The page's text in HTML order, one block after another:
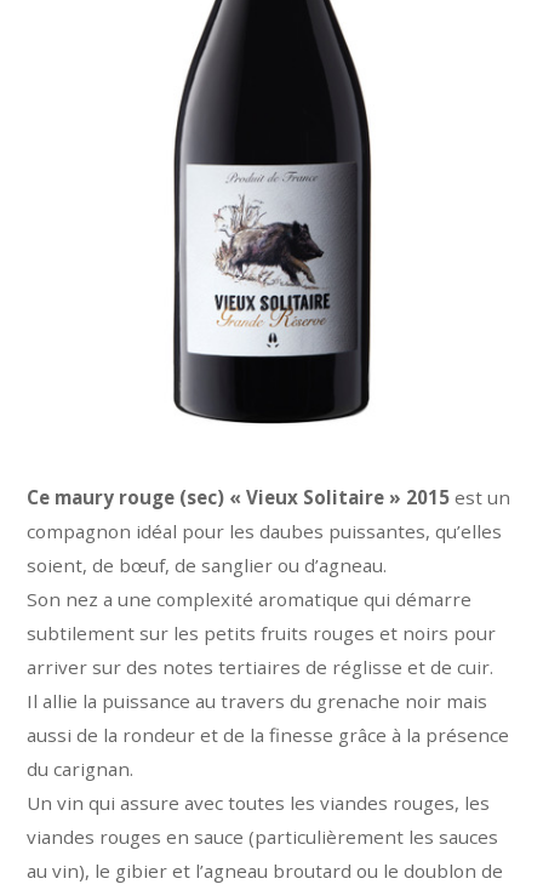
Ce maury rouge (sec) « Vieux Solitaire » 2015 est un
compagnon idéal pour les daubes puissantes, qu’elles
soient, de bœuf, de sanglier ou d’agneau.
Son nez a une complexité aromatique qui démarre
subtilement sur les petits fruits rouges et noirs pour
arriver sur des notes tertiaires de réglisse et de cuir.
Il allie la puissance au travers du grenache noir mais
aussi de la rondeur et de la finesse grâce à la présence
du carignan.
Un vin qui assure avec toutes les viandes rouges, les
viandes rouges en sauce (particulièrement les sauces
au vin), le gibier et l’agneau broutard ou le doublon de